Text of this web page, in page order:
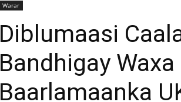
Warar
Diblumaasi
Bandhigay
Baarlamaanka